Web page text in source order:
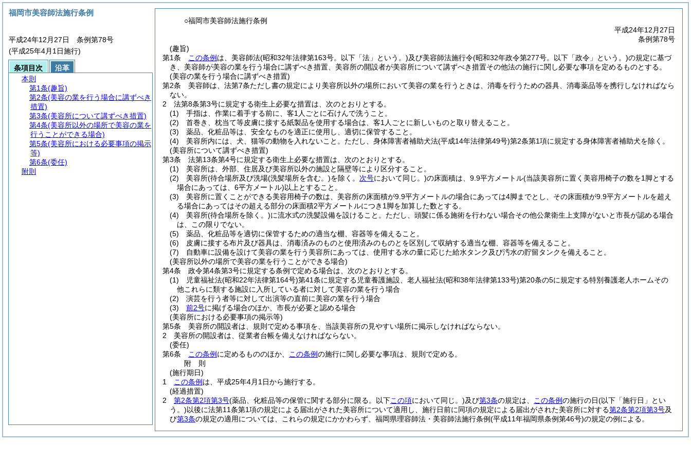
○福岡市美容師法施行条例
平成24年12月27日
条例第78号
(趣旨)
第1条
この条例 は、美容師法(昭和32年法律第163号。以下「法」という。)及び美容師法施行令(昭和32年政令第277号。以下「政令」という。)の規定に基づ
き、美容師が美容の業を行う場合に講ずべき措置、美容所の開設者が美容所について講ずべき措置その他法の施行に関し必要な事項を定めるものとする。
(美容の業を行う場合に講ずべき措置)
第2条
美容師は、法第7条ただし書の規定により美容所以外の場所において美容の業を行うときは、消毒を行うための器具、消毒薬品等を携行しなければなら
ない。
2
法第8条第3号に規定する衛生上必要な措置は、次のとおりとする。
(1)
手指は、作業に着手する前に、客1人ごとに石けんで洗うこと。
(2)
首巻き、枕当て等皮膚に接する紙製品を使用する場合は、客1人ごとに新しいものと取り替えること。
(3)
薬品、化粧品等は、安全なものを適正に使用し、適切に保管すること。
(4)
美容所内には、犬、猫等の動物を入れないこと。 ただし、身体障害者補助犬法(平成14年法律第49号)第2条第1項に規定する身体障害者補助犬を除く。
(美容所について講ずべき措置)
第3条
法第13条第4号に規定する衛生上必要な措置は、次のとおりとする。
(1)
美容所は、外部、住居及び美容所以外の施設と隔壁等により区分すること。
(2)
美容所(待合場所及び洗場(洗髪場所を含む。)を除く。 次号において同じ。)の床面積は、9.9平方メートル(当該美容所に置く美容用椅子の数を1脚とする
場合にあっては、6平方メートル)以上とすること。
(3)
美容所に置くことができる美容用椅子の数は、美容所の床面積が9.9平方メートルの場合にあっては4脚までとし、その床面積が9.9平方メートルを超え
る場合にあってはその超える部分の床面積2平方メートルにつき1脚を加算した数とする。
(4)
美容所(待合場所を除く。)に流水式の洗髪設備を設けること。 ただし、頭髪に係る施術を行わない場合その他公衆衛生上支障がないと市長が認める場合
は、この限りでない。
(5)
薬品、化粧品等を適切に保管するための適当な棚、容器等を備えること。
(6)
皮膚に接する布片及び器具は、消毒済みのものと使用済みのものとを区別して収納する適当な棚、容器等を備えること。
(7)
自動車に設備を設けて美容の業を行う美容所にあっては、使用する水の量に応じた給水タンク及び汚水の貯留タンクを備えること。
(美容所以外の場所で美容の業を行うことができる場合)
第4条
政令第4条第3号に規定する条例で定める場合は、次のとおりとする。
(1)
児童福祉法(昭和22年法律第164号)第41条に規定する児童養護施設、老人福祉法(昭和38年法律第133号)第20条の5に規定する特別養護老人ホームその
他これらに類する施設に入所している者に対して美容の業を行う場合
(2)
演芸を行う者等に対して出演等の直前に美容の業を行う場合
(3)
前2号に掲げる場合のほか、市長が必要と認める場合
(美容所における必要事項の掲示等)
第5条
美容所の開設者は、規則で定める事項を、当該美容所の見やすい場所に掲示しなければならない。
2
美容所の開設者は、従業者台帳を備えなければならない。
(委任)
第6条
この条例 に定めるもののほか、 この条例の施行に関し必要な事項は、規則で定める。
附 則
(施行期日)
1
この条例 は、平成25年4月1日から施行する。
(経過措置)
2
第2条第2項第3号(薬品、化粧品等の保管に関する部分に限る。以下この項において同じ。)及び第3条の規定は、 この条例の施行の日(以下「施行日」とい
う。)以後に法第11条第1項の規定による届出がされた美容所について適用し、施行日前に同項の規定による届出がされた美容所に対する第2条第2項第3号及
び第3条の規定の適用については、これらの規定にかかわらず、福岡県理容師法・美容師法施行条例(平成11年福岡県条例第46号)の規定の例による。
福岡市美容師法施行条例
平成24年12月27日 条例第78号
(平成25年4月1日施行)
条項目次
沿革
本則
第1条(趣旨)
第2条(美容の業を行う場合に講ずべき
措置)
第3条(美容所について講ずべき措置)
第4条(美容所以外の場所で美容の業を
行うことができる場合)
第5条(美容所における必要事項の掲示
等)
第6条(委任)
附則